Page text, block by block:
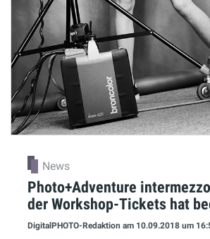
News
Photo+Adventure
der Workshop-Tickets hat
DigitalPHOTO-Redaktion am 10.09.2018 um